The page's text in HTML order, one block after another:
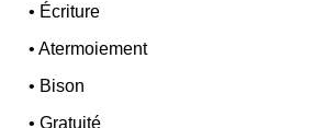
• Écriture
•Atermoiement
• Bison
•Gratuité